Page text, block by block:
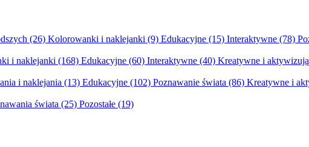
(26) Kolorowanki i naklejanki (9) Edukacyjne (15) Interaktywne (78)
i naklejanki (168) Edukacyjne (60) Interaktywne (40) Kreatywne i
i naklejania (13) Edukacyjne (102) Poznawanie świata (86) Kreatywne i
świata (25) Pozostałe (19)